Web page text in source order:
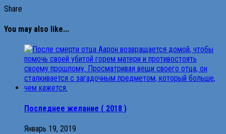
Share
You may also like...
Последнее желание ( 2018 )
Январь 19, 2019